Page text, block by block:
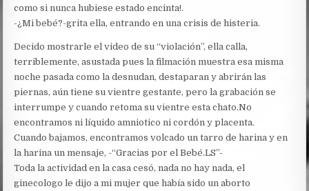
como si nunca hubiese estado encinta!.
-¿Mi bebé?-grita ella, entrando en una crisis de histeria.
Decido mostrarle el video de su “violación”, ella calla,
terriblemente, asustada pues la filmación muestra esa misma
noche pasada como la desnudan, destaparan y abrirán las
piernas, aún tiene su vientre gestante, pero la grabación se
interrumpe y cuando retoma su vientre esta chato.No
encontramos ni líquido amniotico ni cordón y placenta.
Cuando bajamos, encontramos volcado un tarro de harina y en
la harina un mensaje, -“Gracias por el Bebé.LS”-
Toda la actividad en la casa cesó, nada no hay nada, el
ginecologo le dijo a mi mujer que había sido un aborto